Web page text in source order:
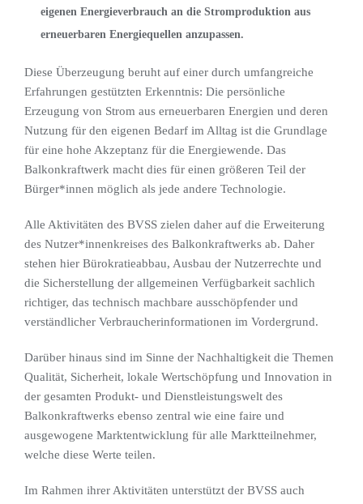
eigenen Energieverbrauch an die Stromproduktion aus
erneuerbaren Energiequellen anzupassen.
Diese Überzeugung beruht auf einer durch umfangreiche
Erfahrungen gestützten Erkenntnis: Die persönliche
Erzeugung von Strom aus erneuerbaren Energien und deren
Nutzung für den eigenen Bedarf im Alltag ist die Grundlage
für eine hohe Akzeptanz für die Energiewende. Das
Balkonkraftwerk macht dies für einen größeren Teil der
Bürger*innen möglich als jede andere Technologie.
Alle Aktivitäten des BVSS zielen daher auf die Erweiterung
des Nutzer*innenkreises des Balkonkraftwerks ab. Daher
stehen hier Bürokratieabbau, Ausbau der Nutzerrechte und
die Sicherstellung der allgemeinen Verfügbarkeit sachlich
richtiger, das technisch machbare ausschöpfender und
verständlicher Verbraucherinformationen im Vordergrund.
Darüber hinaus sind im Sinne der Nachhaltigkeit die Themen
Qualität, Sicherheit, lokale Wertschöpfung und Innovation in
der gesamten Produkt- und Dienstleistungswelt des
Balkonkraftwerks ebenso zentral wie eine faire und
ausgewogene Marktentwicklung für alle Marktteilnehmer,
welche diese Werte teilen.
Im Rahmen ihrer Aktivitäten unterstützt der BVSS auch